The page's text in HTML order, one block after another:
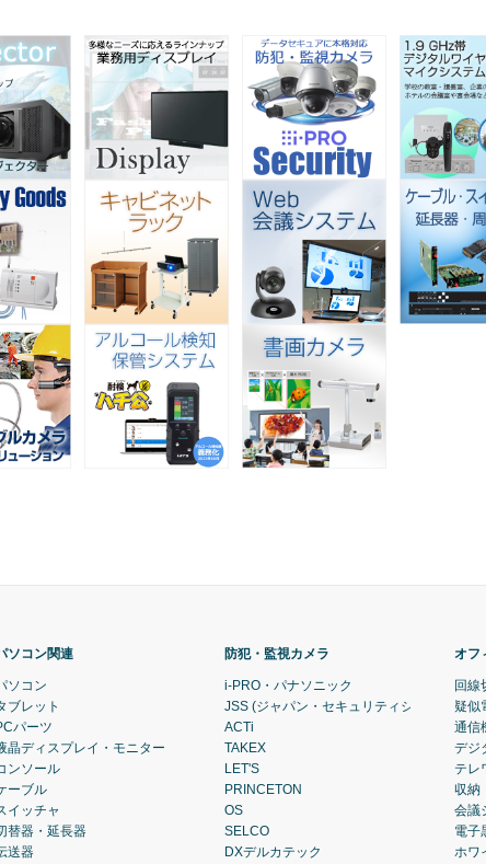
ソコン関連
ソコン
ブレット
パーツ
晶ディスプレイ・モニター
ンソール
ーブル
イッチャ
替器・延長器
送器
防犯・監視カメラ
i-PRO・パナソニック
JSS (ジャパン・セキュリティシステム)
ACTi
TAKEX
LET'S
PRINCETON
OS
SELCO
DXデルカテック
オフ
回線
疑似
通信
デジ
テレ
収納
会議
電子
ホワ